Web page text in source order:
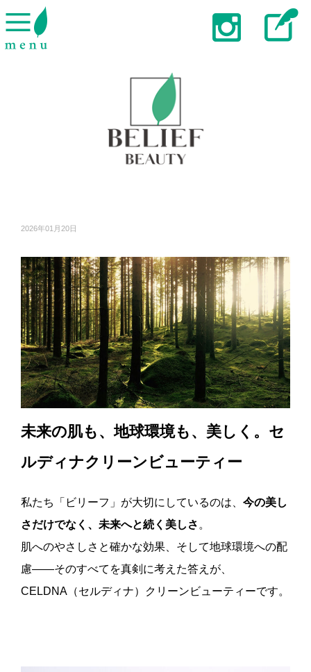
2026年01月20日
未来の肌も、地球環境も、美しく。 セ
ルディナクリーンビューティー
私たち「ビリーフ」が大切にしているのは、 今の美し
さだけでなく、未来へと続く美しさ 。
肌へのやさしさと確かな効果、そして地球環境への配
慮——そのすべてを真剣に考えた答えが、
CELDNA（セルディナ）クリーンビューティーです。